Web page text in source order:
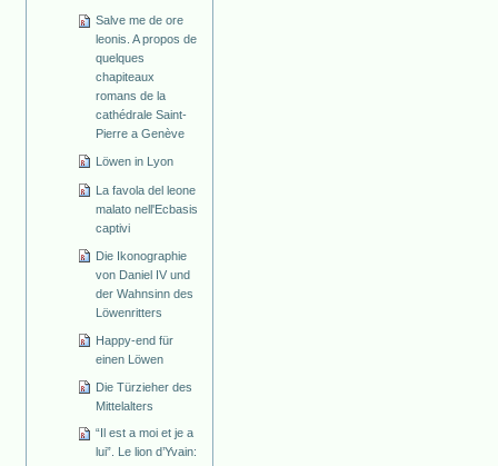
Salve me de ore
leonis. A propos de
quelques
chapiteaux
romans de la
cathédrale Saint-
Pierre a Genève
Löwen in Lyon
La favola del leone
malato nell'Ecbasis
captivi
Die Ikonographie
von Daniel IV und
der Wahnsinn des
Löwenritters
Happy-end für
einen Löwen
Die Türzieher des
Mittelalters
“Il est a moi et je a
lui”. Le lion d’Yvain: